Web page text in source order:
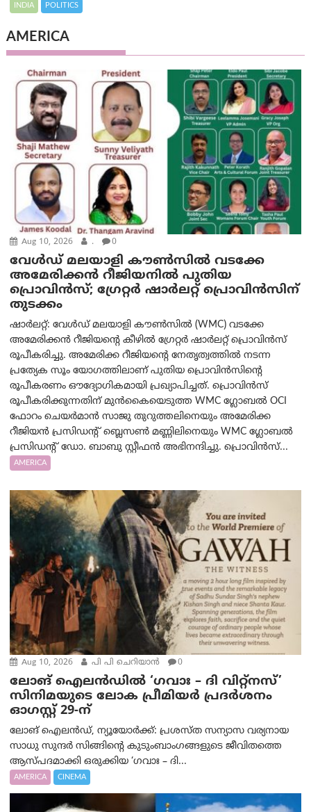
INDIA POLITICS
AMERICA
Aug 10, 2026 . 0
വേൾഡ് മലയാളി കൗൺസിൽ വടക്കേ
അമേരിക്കൻ റീജിയനിൽ പുതിയ
പ്രൊവിൻസ്; ഗ്രേറ്റർ ഷാർലറ്റ് പ്രൊവിൻസിന്
തുടക്കം
ഷാർലറ്റ്: വേൾഡ് മലയാളി കൗൺസിൽ (WMC) വടക്കേ
അമേരിക്കൻ റീജിയന്റെ കീഴിൽ ഗ്രേറ്റർ ഷാർലറ്റ് പ്രൊവിൻസ്
രൂപീകരിച്ചു. അമേരിക്ക റീജിയന്റെ നേതൃത്വത്തിൽ നടന്ന
പ്രത്യേക സൂം യോഗത്തിലാണ് പുതിയ പ്രൊവിൻസിന്റെ
രൂപീകരണം ഔദ്യോഗികമായി പ്രഖ്യാപിച്ചത്. പ്രൊവിൻസ്
രൂപീകരിക്കുന്നതിന് മുൻകൈയെടുത്ത WMC ഗ്ലോബൽ OCI
ഫോറം ചെയർമാൻ സാജു തുറുത്തലിനെയും അമേരിക്ക
റീജിയൻ പ്രസിഡന്റ് ബ്ലെസൺ മണ്ണിലിനെയും WMC ഗ്ലോബൽ
പ്രസിഡന്റ് ഡോ. ബാബു സ്റ്റീഫൻ അഭിനന്ദിച്ചു. പ്രൊവിൻസ്...
AMERICA
Aug 10, 2026 പി പി ചെറിയാൻ 0
ലോങ് ഐലൻഡിൽ ‘ഗവാഃ – ദി വിറ്റ്‌നസ്’
സിനിമയുടെ ലോക പ്രീമിയർ പ്രദർശനം
ഓഗസ്റ്റ് 29-ന്
ലോങ് ഐലൻഡ്, ന്യൂയോർക്ക്: പ്രശസ്ത സന്യാസ വര്യനായ
സാധു സുന്ദർ സിങ്ങിന്റെ കുടുംബാംഗങ്ങളുടെ ജീവിതത്തെ
ആസ്പദമാക്കി ഒരുക്കിയ ‘ഗവാഃ – ദി...
AMERICA CINEMA